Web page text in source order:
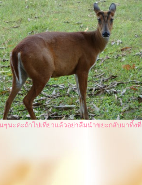
ๆนะค่ะถ้าไปเที่ยวแล้วอย่าลืมนำขยะกลับมาทิ้ง